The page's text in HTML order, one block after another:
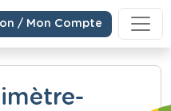
/ Mon Compte